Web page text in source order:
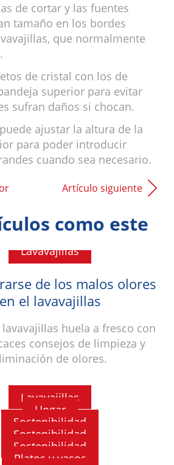
de cortar y las fuentes
tamaño en los bordes
que normalmente
de cristal con los de
superior para evitar
sufran daños si chocan.
ajustar la altura de la
para poder introducir
cuando sea necesario.
Artículo siguiente
como este
Lavavajillas
de los malos olores
en el lavavajillas
huela a fresco con
consejos de limpieza y
de olores.
Lavavajillas
lo que ocurre dentro del
cuando cierras la
Hogar
detergente para tu
lavavajillas
Sostenibilidad
qué el detergente de
Sostenibilidad
Sostenibilidad
Platos y vasos